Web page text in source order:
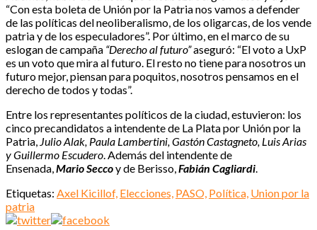
“Con esta boleta de Unión por la Patria nos vamos a defender
de las políticas del neoliberalismo, de los oligarcas, de los vende
patria y de los especuladores”. Por último, en el marco de su
eslogan de campaña “Derecho al futuro”aseguró: “El voto a UxP
es un voto que mira al futuro. El resto no tiene para nosotros un
futuro mejor, piensan para poquitos, nosotros pensamos en el
derecho de todos y todas”.
Entre los representantes políticos de la ciudad, estuvieron: los
cinco precandidatos a intendente de La Plata por Unión por la
Patria, Julio Alak, Paula Lambertini, Gastón Castagneto, Luis Arias
y Guillermo Escudero . Además del intendente de
Ensenada, Mario Seccoy de Berisso, Fabián Cagliardi
Etiquetas: Axel Kicillof, Elecciones, PASO, Política, Union por la
patria